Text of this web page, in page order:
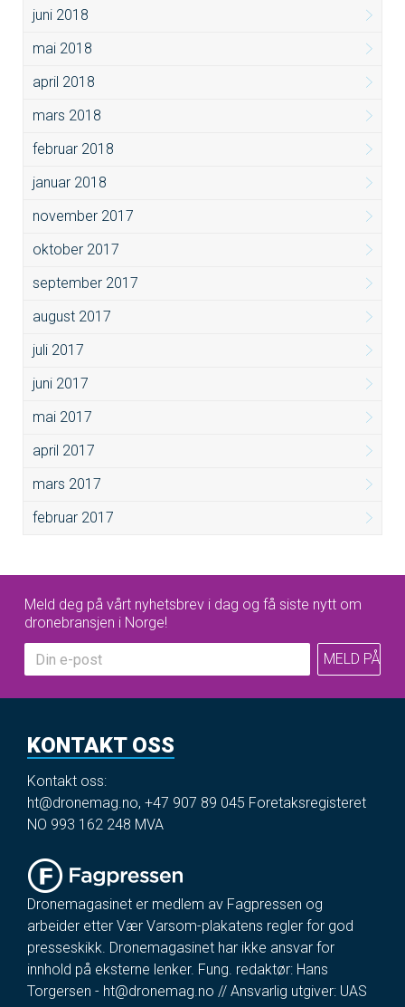
juni 2018
mai 2018
april 2018
mars 2018
februar 2018
januar 2018
november 2017
oktober 2017
september 2017
august 2017
juli 2017
juni 2017
mai 2017
april 2017
mars 2017
februar 2017
Meld deg på vårt nyhetsbrev i dag og få siste nytt om
dronebransjen i Norge!
KONTAKT OSS
Kontakt oss:
ht@dronemag.no, +47 907 89 045 Foretaksregisteret
NO 993 162 248 MVA
Dronemagasinet er medlem av Fagpressen og
arbeider etter Vær Varsom-plakatens regler for god
presseskikk. Dronemagasinet har ikke ansvar for
innhold på eksterne lenker. Fung. redaktør: Hans
Torgersen - ht@dronemag.no // Ansvarlig utgiver: UAS